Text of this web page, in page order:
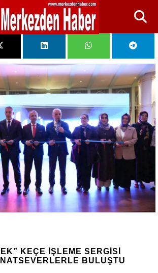
KEÇE İŞLEME SERGİSİ
BULUŞTU